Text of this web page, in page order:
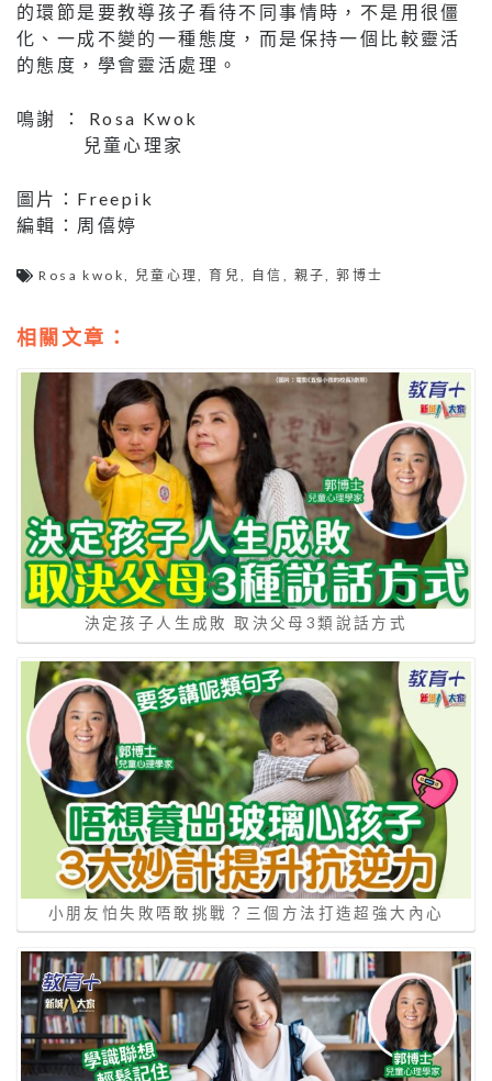
的環節是要教導孩子看待不同事情時，不是用很僵
化、一成不變的一種態度，而是保持一個比較靈活
的態度，學會靈活處理。
鳴謝 ： Rosa Kwok
兒童心理家
圖片：Freepik
編輯：周僖婷
Rosa kwok, 兒童心理,育兒, 自信 , 親子,郭博士
相關文章：
決定孩子人生成敗 取決父母3類說話方式
小朋友怕失敗唔敢挑戰？三個方法打造超強大內心